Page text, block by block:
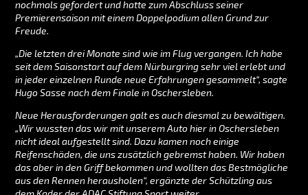
nochmals gefordert und hatte zum Abschluss seiner
Premierensaison mit einem Doppelpodium allen Grund zur
Freude.
„Die letzten drei Monate sind wie im Flug vergangen. Ich habe
seit dem Saisonstart auf dem Nürburgring sehr viel erlebt und
in jeder einzelnen Runde neue Erfahrungen gesammelt“, sagte
Hugo Sasse nach dem Finale in Oschersleben.
Neue Herausforderungen galt es auch diesmal zu bewältigen.
„Wir wussten das wir mit unserem Auto hier in Oschersleben
nicht ideal aufgestellt sind. Dazu kamen noch einige
Reifenschäden, die uns zusätzlich gebremst haben. Wir haben
das aber in den Griff bekommen und wollten das Bestmögliche
aus den Rennen herausholen“, ergänzte der Schützling aus